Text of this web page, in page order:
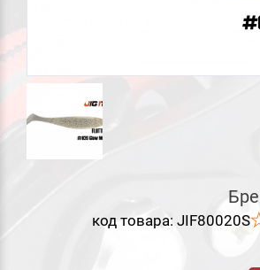
код товара: JIF80020S